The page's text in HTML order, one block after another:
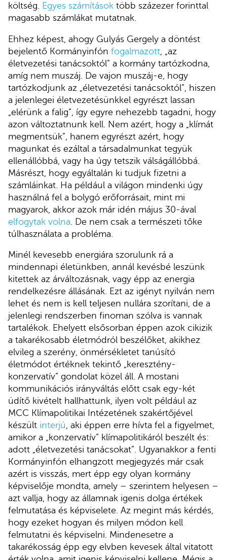
költség. Egyes számítások több százezer forinttal
magasabb számlákat mutatnak.
Ehhez képest, ahogy Gulyás Gergely a döntést
bejelentő Kormányinfón fogalmazott , „az
életvezetési tanácsoktól” a kormány tartózkodna,
amíg nem muszáj. De vajon muszáj-e, hogy
tartózkodjunk az „életvezetési tanácsoktól”, hiszen
a jelenlegei életvezetésünkkel egyrészt lassan
„elérünk a falig”, így egyre nehezebb tagadni, hogy
azon változtatnunk kell. Nem azért, hogy a „klímát
megmentsük”, hanem egyrészt azért, hogy
magunkat és ezáltal a társadalmunkat tegyük
ellenállóbbá, vagy ha úgy tetszik válságállóbbá.
Másrészt, hogy egyáltalán ki tudjuk fizetni a
számláinkat. Ha például a világon mindenki úgy
használná fel a bolygó erőforrásait, mint mi
magyarok, akkor azok már idén május 30-ával
elfogytak volna . De nem csak a természeti tőke
túlhasználata a probléma.
Minél kevesebb energiára szorulunk rá a
mindennapi életünkben, annál kevésbé leszünk
kitettek az árváltozásnak, vagy épp az energia
rendelkezésre állásának. Ezt az igényt nyilván nem
lehet és nem is kell teljesen nullára szorítani, de a
jelenlegi rendszerben finoman szólva is vannak
tartalékok. Ehelyett elsősorban éppen azok cikizik
a takarékosabb életmódról beszélőket, akikhez
elvileg a szerény, önmérsékletet tanúsító
életmódot értéknek tekintő „keresztény-
konzervatív” gondolat közel áll. A mostani
kommunikációs irányváltás előtt csak egy-két
üdítő kivételt hallhattunk, ilyen volt például az
MCC Klímapolitikai Intézetének szakértőjével
készült interjú, aki éppen erre hívta fel a figyelmet,
amikor a „konzervatív” klímapolitikáról beszélt és:
adott „életvezetési tanácsokat”. Ugyanakkor a fenti
Kormányinfón elhangzott megjegyzés már csak
azért is visszás, mert épp egy olyan kormány
képviselője mondta, amely – szerintem helyesen –
azt vallja, hogy az államnak igenis dolga értékek
felmutatása és képviselete. Az megint más kérdés,
hogy ezeket hogyan és milyen módon kell
felmutatni és képviselni. Mindenesetre a
takarékosság épp egy elvben kevesek által vitatott